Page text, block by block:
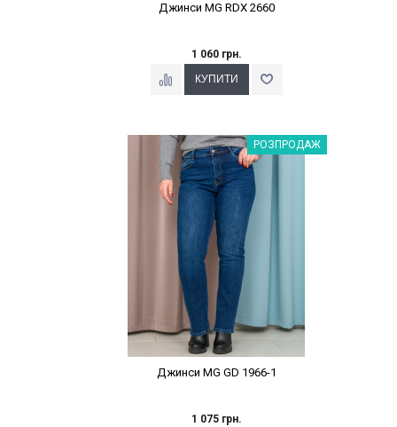
Джинси MG RDX 2660
1 060 грн.
Наклейки Варіант з %РОЗПРОДАЖ
Джинси MG GD 1966-1
1 075 грн.